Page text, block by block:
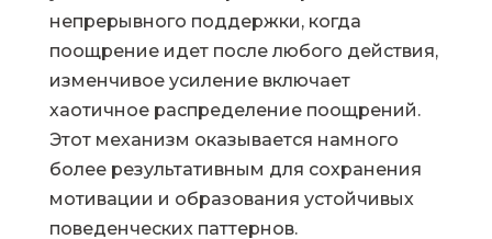
непрерывного поддержки, когда
поощрение идет после любого действия,
изменчивое усиление включает
хаотичное распределение поощрений.
Этот механизм оказывается намного
более результативным для сохранения
мотивации и образования устойчивых
поведенческих паттернов.